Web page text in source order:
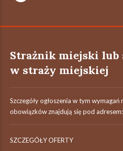
Strażnik miejski
w straży miejskiej
Szczegóły ogłoszenia w tym
obowiązków znajdują się pod
SZCZEGÓŁY OFERTY